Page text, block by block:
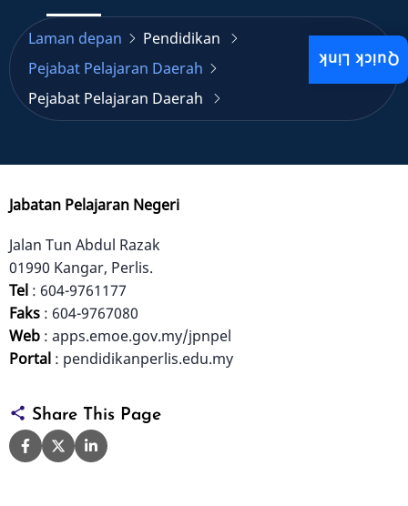
Laman depan
Pendidikan
Pejabat Pelajaran Daerah
Pejabat Pelajaran Daerah
Jabatan Pelajaran Negeri
Jalan Tun Abdul Razak
01990 Kangar, Perlis.
Tel : 604-9761177
Faks : 604-9767080
Web : apps.emoe.gov.my/jpnpel
Portal : pendidikanperlis.edu.my
Share This Page
Quick Link